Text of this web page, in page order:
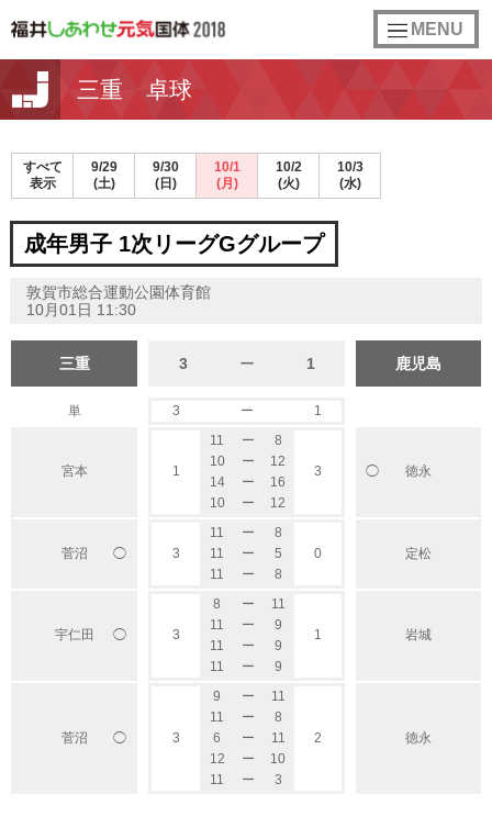
toggle
navigation
MENU
三重 卓球
すべて
表示
9/29
(土)
9/30
(日)
10/1
(月)
10/2
(火)
10/3
(水)
成年男子 1次リーグGグループ
敦賀市総合運動公園体育館
10月01日 11:30
三重 3 ー 1 鹿児島
単 3 ー 1
宮本 1
11 ー
8
10
ー
12
14
ー
16
10
ー 12
3 徳永
◯
菅沼 ◯ 3
11 ー
8
11
ー
5
11
ー 8
0 定松
宇仁田 ◯ 3
8 ー
11
11
ー
9
11
ー
9
11
ー 9
1 岩城
菅沼 ◯ 3
9 ー
11
11
ー
8
6
ー
11
12
ー
10
11
ー 3
2 徳永